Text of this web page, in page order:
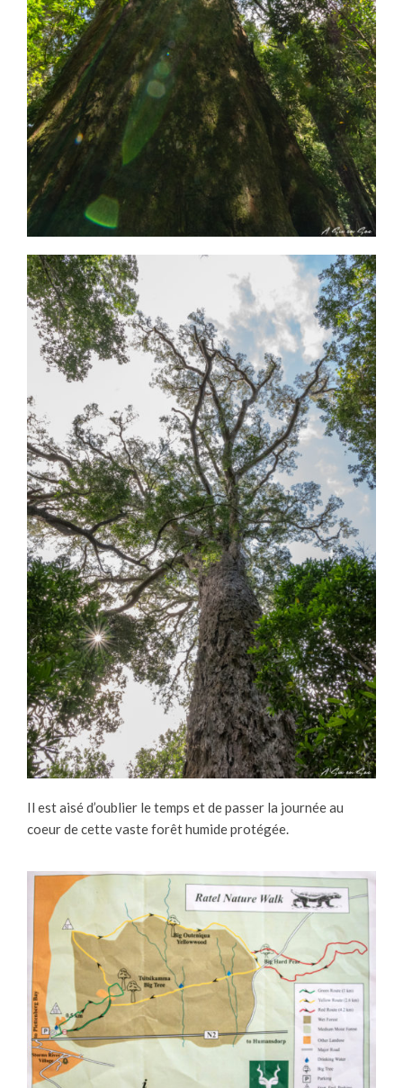
Il est aisé d’oublier le temps et de passer la journée au
coeur de cette vaste forêt humide protégée.